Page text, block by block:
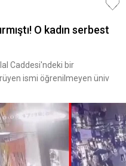
O kadın serbest
Caddesi'ndeki bir
ismi öğrenilmeyen üniv